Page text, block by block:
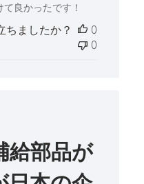
良かったです！
ちましたか？
0
0
給部品が